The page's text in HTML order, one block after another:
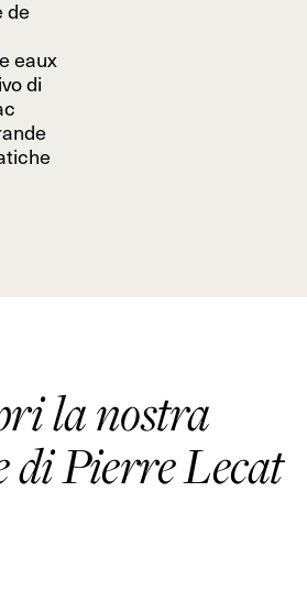
de
eaux
di
la nostra
di Pierre Lecat